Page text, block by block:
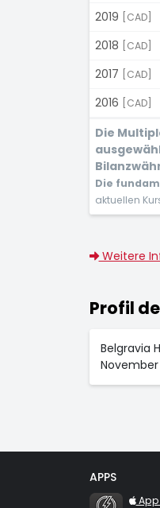
2019
[CAD]
2018
[CAD]
2017
[CAD]
2016
[CAD]
Die
Die
aktuellen
Weitere
Profil
Belgravia
APPS
TraderFoxApp